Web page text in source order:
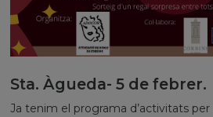
Sta. Àgueda- 5 de febrer.
Ja tenim el programa d’activitats